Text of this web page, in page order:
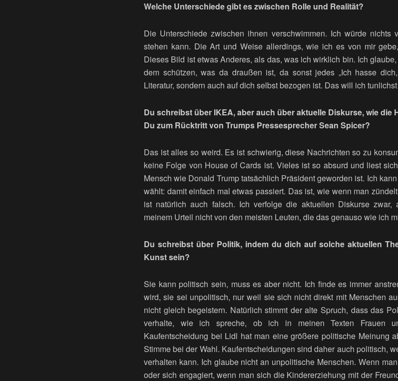
Welche Unterschiede gibt es zwischen Rolle und Realität?
Die Unterschiede zwischen ihnen verschwimmen. Ich würde
stehen kann. Die Art und Weise allerdings, wie ich es von mir
Dieses Bild ist etwas Anderes, als das, was ich wirklich bin. Ich
dem schützen, was da draußen ist, da sonst jedes „Ich hasse
Literatur, sondern auch auf dich selbst bezogen ist. Das will ich
Du schreibst über IKEA, aber auch über aktuelle Diskurse, wie die
Du zum Rücktritt von Trumps Pressesprecher Sean Spicer?
Das ist alles so weird. Es ist schwierig, diese Nachrichten so zu
keine Folge von House of Cards ist. Vieles ist so absurd und liest
Mensch wie Donald Trump tatsächlich Präsident geworden ist. Ich
wählt: damit einfach mal etwas passiert. Das ist, wie wenn man
ist natürlich auch falsch. Ich verfolge die aktuellen Diskurse zwar,
meinem Urteil nicht von den meisten Leuten, die das genauso wie ich
Du schreibst über Politik, indem du dich auf solche aktuellen
Kunst sein?
Sie kann politisch sein, muss es aber nicht. Ich finde es immer
wird, sie sei unpolitisch, nur weil sie sich nicht direkt mit Menschen
nicht gleich begeistern. Natürlich stimmt der alte Spruch, dass das
verhalte, wie ich spreche, ob ich in meinen Texten Frauen
Kaufentscheidung bei Lidl hat man eine größere politische Meinung
Stimme bei der Wahl. Kaufentscheidungen sind daher auch politisch,
verhalten kann. Ich glaube nicht an unpolitische Menschen. Wenn
oder sich engagiert, wenn man sich die Kindererziehung mit der